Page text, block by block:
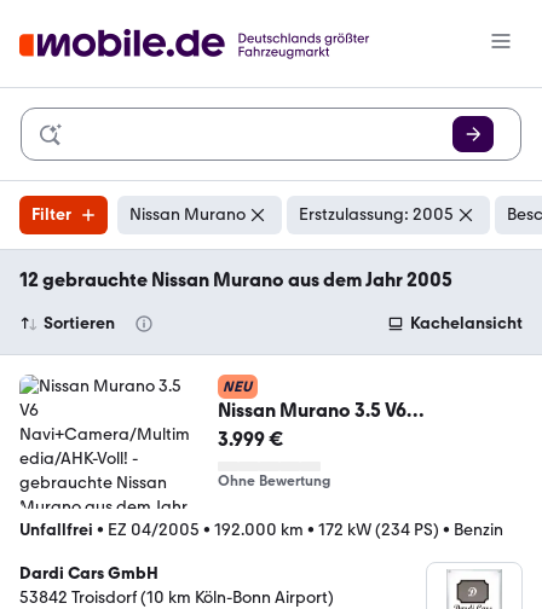
Filter Nissan Murano Erstzulassung: 2005
12 gebrauchte Nissan Murano aus dem Jahr 2005
Sortieren Kachelansicht
NEU
Nissan Murano 3.5 V6
Navi+Camera/Multimedia/AHK-
3.999 €
Ohne Bewertung
Unfallfrei • EZ 04/2005 • 192.000 km • 172 kW (234 PS) • Benzin
Dardi Cars GmbH
53842 Troisdorf (10 km Köln-Bonn Airport)